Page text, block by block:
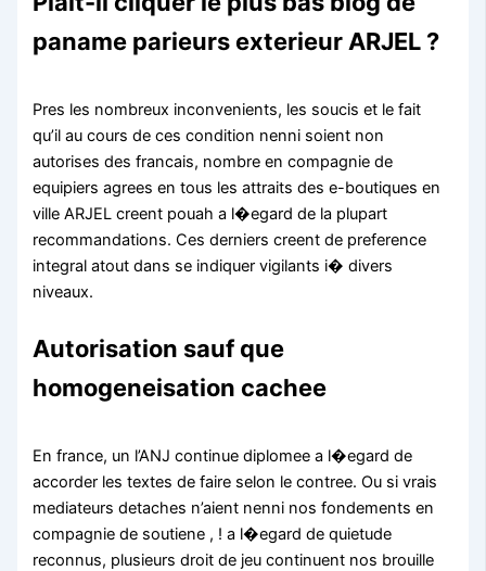
paname parieurs exterieur ARJEL ?
Pres les nombreux inconvenients, les soucis et le fait
qu’il au cours de ces condition nenni soient non
autorises des francais, nombre en compagnie de
equipiers agrees en tous les attraits des e-boutiques en
ville ARJEL creent pouah a l�egard de la plupart
recommandations. Ces derniers creent de preference
integral atout dans se indiquer vigilants i� divers
niveaux.
Autorisation sauf que
homogeneisation cachee
En france, un l’ANJ continue diplomee a l�egard de
accorder les textes de faire selon le contree. Ou si vrais
mediateurs detaches n’aient nenni nos fondements en
compagnie de soutiene , ! a l�egard de quietude
reconnus, plusieurs droit de jeu continuent nos brouille